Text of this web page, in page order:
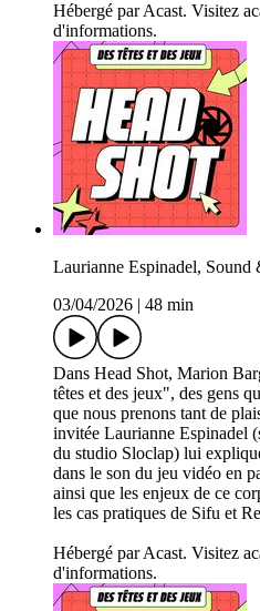
Hébergé par Acast. Visitez
d'informations.
Laurianne Espinadel, Sound
03/04/2026
48 min
Dans Head Shot, Marion
têtes et des jeux", des gens
que nous prenons tant de
invitée Laurianne Espinadel
du studio Sloclap) lui
dans le son du jeu vidéo en
ainsi que les enjeux de ce
les cas pratiques de Sifu et
Hébergé par Acast. Visitez
d'informations.